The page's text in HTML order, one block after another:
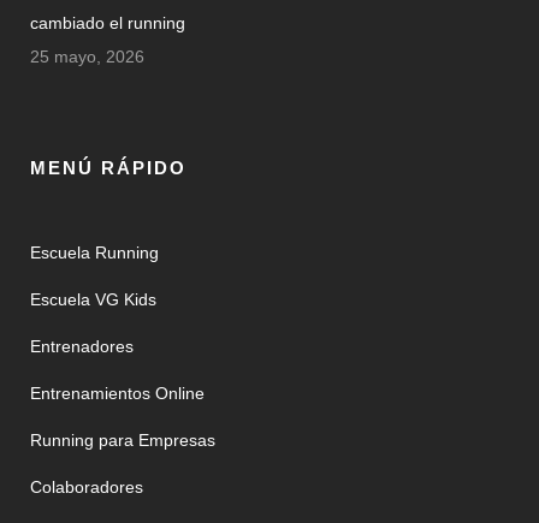
cambiado el running
25 mayo, 2026
MENÚ RÁPIDO
Escuela Running
Escuela VG Kids
Entrenadores
Entrenamientos Online
Running para Empresas
Colaboradores